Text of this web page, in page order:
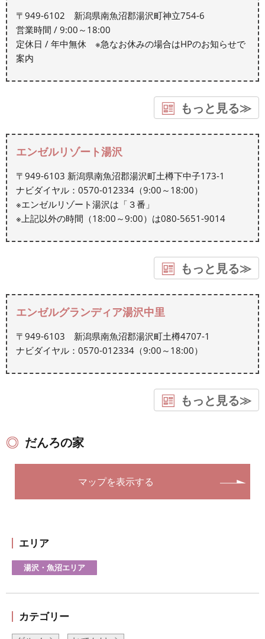
〒949-6102 新潟県南魚沼郡湯沢町神立754-6
営業時間 / 9:00～18:00
定休日 / 年中無休 ※急なお休みの場合はHPのお知らせで
案内
もっと見る≫
エンゼルリゾート湯沢
〒949-6103 新潟県南魚沼郡湯沢町土樽下中子173-1
ナビダイヤル：0570-012334（9:00～18:00）
※エンゼルリゾート湯沢は「３番」
※上記以外の時間（18:00～9:00）は080-5651-9014
もっと見る≫
エンゼルグランディア湯沢中里
〒949-6103 新潟県南魚沼郡湯沢町土樽4707-1
ナビダイヤル：0570-012334（9:00～18:00）
もっと見る≫
だんろの家
マップを表示する
エリア
湯沢・魚沼エリア
カテゴリー